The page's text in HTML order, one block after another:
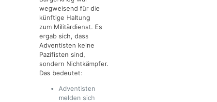
wegweisend für die
künftige Haltung
zum Militärdienst. Es
ergab sich, dass
Adventisten keine
Pazifisten sind,
sondern Nichtkämpfer.
Das bedeutet:
Adventisten
melden sich